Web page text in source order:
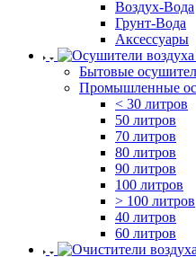
Воздух-Вода
Грунт-Вода
Аксессуары
Бытовые
Промышленные
< 30 литров
50 литров
70 литров
80 литров
90 литров
100 литров
> 100 литров
40 литров
60 литров